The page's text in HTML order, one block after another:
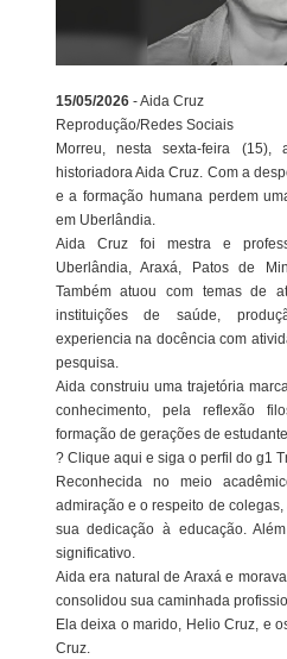
15/05/2026 - Aida Cruz
Reprodução/Redes Sociais
Morreu, nesta sexta-feira
historiadora Aida Cruz. Com a
e a formação humana perdem
em Uberlândia.
Aida Cruz foi mestra e
Uberlândia, Araxá, Patos de
Também atuou com temas de
instituições de saúde,
experiencia na docência com
pesquisa.
Aida construiu uma trajetória
conhecimento, pela reflexão
formação de gerações de
? Clique aqui e siga o perfil do g1
Reconhecida no meio
admiração e o respeito de
sua dedicação à educação.
significativo.
Aida era natural de Araxá e
consolidou sua caminhada
Ela deixa o marido, Helio Cruz, e
Cruz.